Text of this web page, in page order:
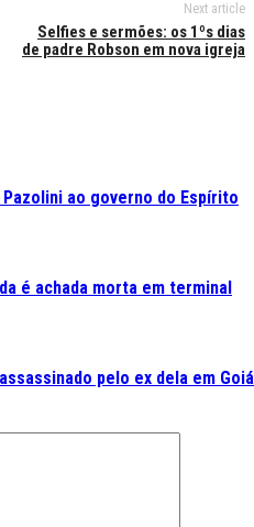
Next article
Selfies e sermões: os 1ºs dias
de padre Robson em nova igreja
ao governo do Espírito
é achada morta em terminal
pelo ex dela em